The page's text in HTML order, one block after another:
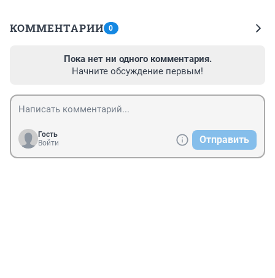
КОММЕНТАРИИ 0
Пока нет ни одного комментария.
Начните обсуждение первым!
Гость
Войти
Отправить